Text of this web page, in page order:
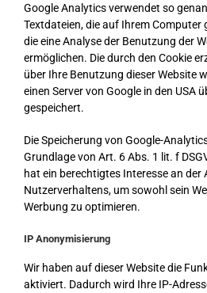
Google Analytics verwendet so
Textdateien, die auf Ihrem Computer
die eine Analyse der Benutzung der
ermöglichen. Die durch den Cookie
über Ihre Benutzung dieser Website
einen Server von Google in den USA
gespeichert.
Die Speicherung von Google-
Grundlage von Art. 6 Abs. 1 lit. f
hat ein berechtigtes Interesse an der
Nutzerverhaltens, um sowohl sein
Werbung zu optimieren.
IP Anonymisierung
Wir haben auf dieser Website die
aktiviert. Dadurch wird Ihre IP-